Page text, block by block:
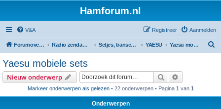
Hamforum.nl
V&A Aanmelden
Registreer
Forumoverzicht Radio zendamateur, luisteramateur en elektronica zelfbouw Setjes, transceivers, portofoons, ontvangers, mods, tips, etc YAESU Yaesu mobiele sets
Yaesu mobiele sets
Nieuw onderwerp Zoek
Markeer onderwerpen als gelezen• 22 onderwerpen • Pagina 1 van 1
Onderwerpen